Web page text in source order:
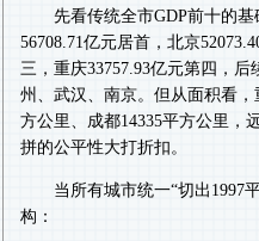
先看传统全市GDP前十的
56708.71亿元居首，北京
三，重庆33757.93亿元第四，
州、武汉、南京。但从面积看，
方公里、成都14335平方公里，
拼的公平性大打折扣。
当所有城市统一“切出1997
构：